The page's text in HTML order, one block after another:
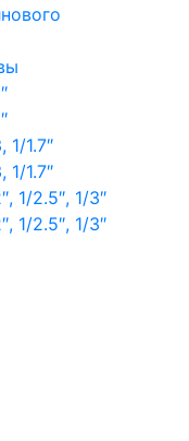
1.7″
1.7″
1/2.5″, 1/3″
1/2.5″, 1/3″